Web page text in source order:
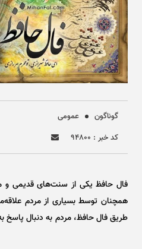
گوناگون
عمومی
کد خبر : ۹۴۸۰۰
فال حافظ یکی از سنت‌های قدیمی و
همچنان توسط بسیاری از مردم
طریق فال حافظ، مردم به دنبال پاسخ